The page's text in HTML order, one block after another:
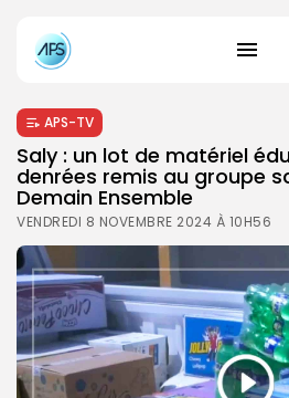
APS-TV
Saly : un lot de matériel
denrées remis au groupe
Demain Ensemble
VENDREDI 8 NOVEMBRE 2024 À 10H56